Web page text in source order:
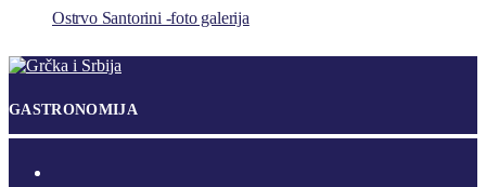
Ostrvo Santorini -foto galerija
GASTRONOMIJA